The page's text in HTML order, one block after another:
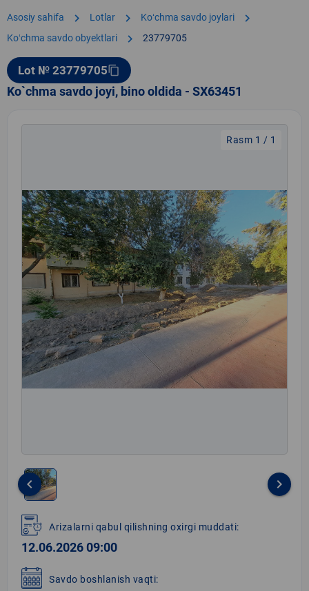
Asosiy sahifa chevron_right Lotlar chevron_right Koʻchma savdo joylari chevron_right
Koʻchma savdo obyektlari chevron_right 23779705
Lot № 23779705content_copy
Ko`chma savdo joyi, bino oldida - SX63451
Rasm 1 / 1
1
of
1
keyboard_arrow_left keyboard_arrow_right
Arizalarni qabul qilishning oxirgi muddati:
12.06.2026 09:00
Savdo boshlanish vaqti: